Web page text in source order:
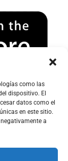
como las
dispositivo. El
datos como el
en este sitio.
a
indésirable pour